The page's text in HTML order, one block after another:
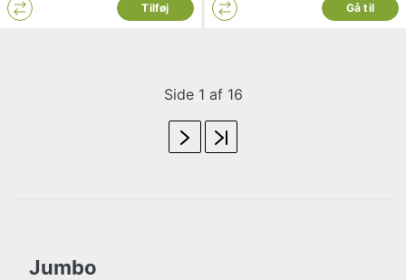
Tilføj Gå til
Side 1 af 16
Jumbo